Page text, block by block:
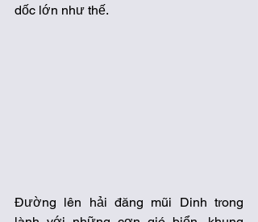
dốc lớn như thế.
Đường lên hải đăng mũi Dinh trong